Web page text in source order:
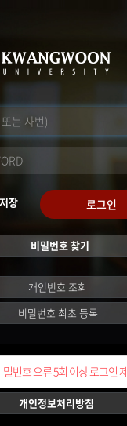
장 로그인
비밀번호 찾기
개인번호 조회
비밀번호 최초 등록
밀번호 오류 5회 이상 로그인
개인정보처리방침